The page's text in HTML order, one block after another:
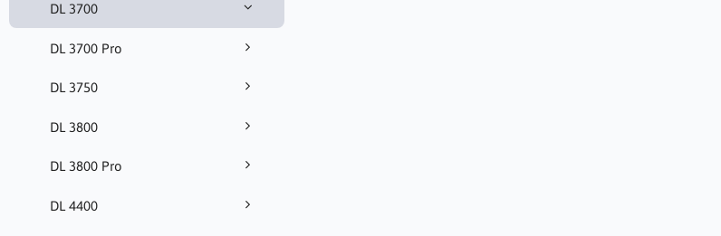
DL 3700
DL 3700 Pro
DL 3750
DL 3800
DL 3800 Pro
DL 4400